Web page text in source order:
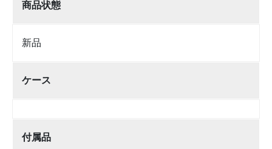
商品状態
新品
ケース
付属品